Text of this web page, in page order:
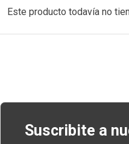
Este producto todavía no
de
Suscribite a